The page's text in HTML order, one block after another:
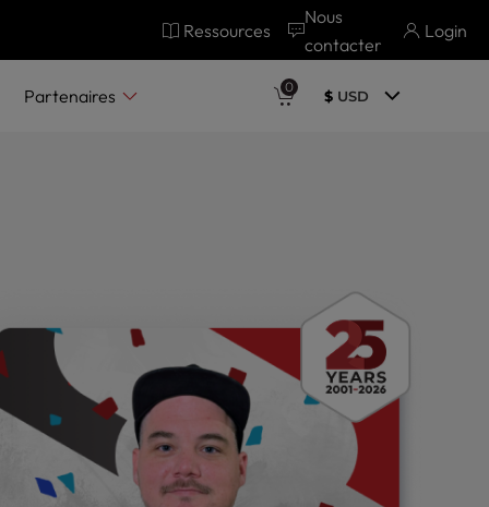
Ressources
Nous
contacter
Login
Partenaires 0
$USD